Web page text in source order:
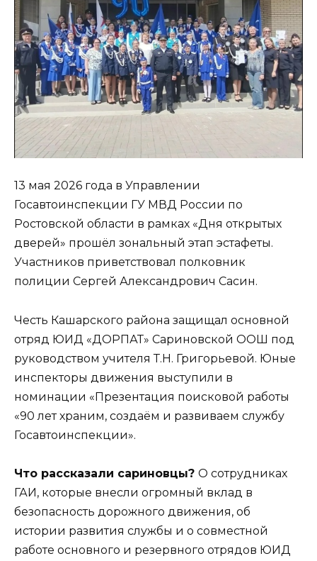
13 мая 2026 года в Управлении
Госавтоинспекции ГУ МВД России по
Ростовской области в рамках «Дня открытых
дверей» прошёл зональный этап эстафеты.
Участников приветствовал полковник
полиции Сергей Александрович Сасин.
Честь Кашарского района защищал основной
отряд ЮИД «ДОРПАТ» Сариновской ООШ под
руководством учителя Т.Н. Григорьевой. Юные
инспекторы движения выступили в
номинации «Презентация поисковой работы
«90 лет храним, создаём и развиваем службу
Госавтоинспекции».
Что рассказали сариновцы? О сотрудниках
ГАИ, которые внесли огромный вклад в
безопасность дорожного движения, об
истории развития службы и о совместной
работе основного и резервного отрядов ЮИД